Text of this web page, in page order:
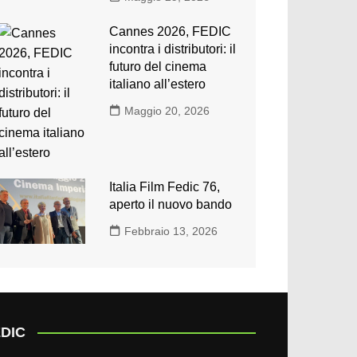
Cannes 2026, FEDIC
incontra i distributori: il
futuro del cinema
italiano all’estero
Maggio 20, 2026
Italia Film Fedic 76,
aperto il nuovo bando
Febbraio 13, 2026